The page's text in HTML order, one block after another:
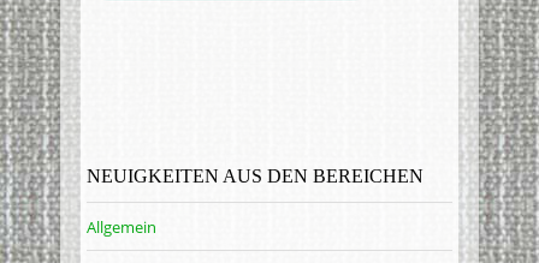
NEUIGKEITEN AUS DEN BEREICHEN
Allgemein